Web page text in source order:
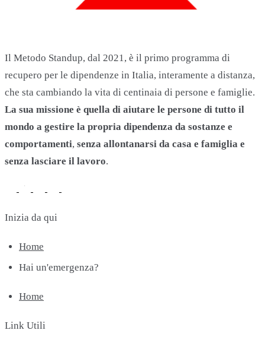
Il Metodo Standup, dal 2021, è il primo programma di
recupero per le dipendenze in Italia, interamente a distanza,
che sta cambiando la vita di centinaia di persone e famiglie.
La sua missione è quella di aiutare le persone di tutto il
mondo a gestire la propria dipendenza da sostanze e
comportamenti, senza allontanarsi da casa e famiglia e
senza lasciare il lavoro.
Inizia da qui
Home
Hai un'emergenza?
Home
Link Utili